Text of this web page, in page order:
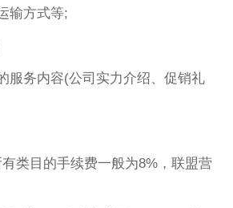
输方式等;
服务内容(公司实力介绍、促销礼
类目的手续费一般为8%，联盟营